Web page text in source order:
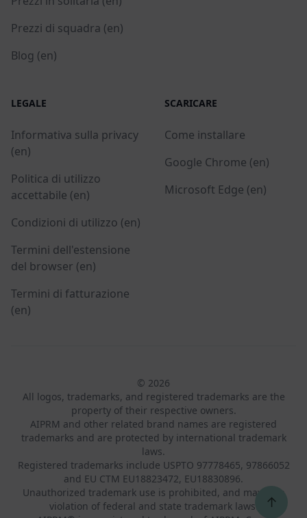
Prezzi di squadra (en)
Blog (en)
LEGALE
Informativa sulla privacy
(en)
Politica di utilizzo
accettabile (en)
Condizioni di utilizzo (en)
Termini dell'estensione
del browser (en)
Termini di fatturazione
(en)
SCARICARE
Come installare
Google Chrome (en)
Microsoft Edge (en)
© 2026
All logos, trademarks, and registered trademarks are the
property of their respective owners.
AIPRM and other related brand names are registered
trademarks and are protected by international trademark
laws.
Registered trademarks include USPTO 97778465, 97866052
and EU CTM EU18823472, EU18830896.
Unauthorized trademark use is prohibited, and may be a
violation of federal and state trademark laws.
↑